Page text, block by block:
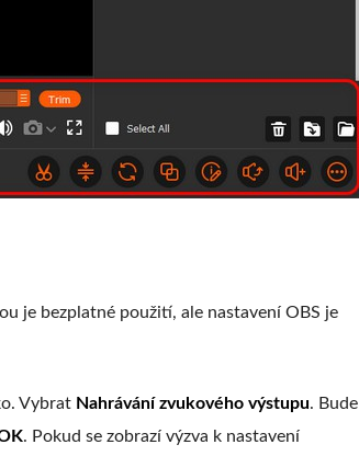
je bezplatné použití, ale nastavení OBS je
Vybrat Nahrávání zvukového výstupu. Bude
. Pokud se zobrazí výzva k nastavení